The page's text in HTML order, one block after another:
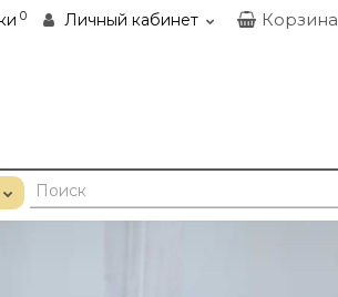
0 Личный кабинет Корзина